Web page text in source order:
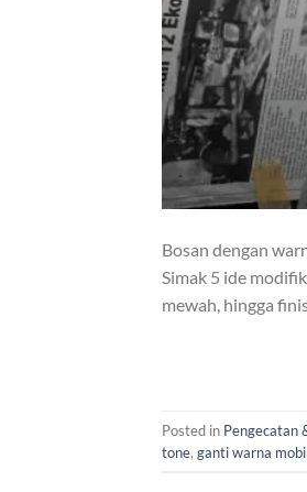
Bosan dengan
Simak 5 ide
mewah, hingga
Posted in Pengecatan
tone, ganti warna